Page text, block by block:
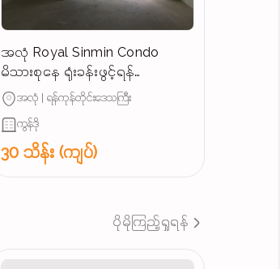
အလုံ Royal Sinmin Condo
မိသားစုနေ ရုံးခန်းဖွင့်ရန်
ကောင်းမွန်သောအခန်းအငှား
အလုံ | ရန်ကုန်တိုင်းဒေသကြီး
ကွန်ဒို
30 သိန်း (ကျပ်)
ပိုမိုကြည့်ရှုရန်